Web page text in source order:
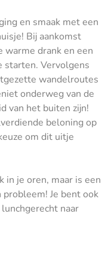
en smaak met een
Bij aankomst
drank en een
starten. Vervolgens
wandelroutes
onderweg van de
van het buiten zijn!
beloning op
om dit uitje
in je oren, maar is een
Je bent ook
naar